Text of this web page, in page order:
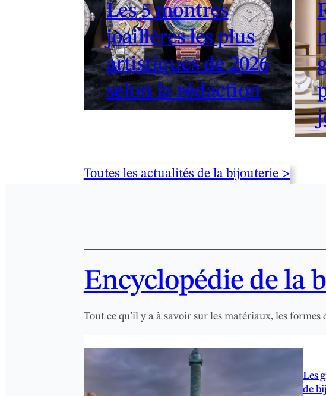
Les 5 montres
joaillères les plus
artistiques de 2026
selon la rédaction
Toutes les actualités de la bijouterie >
Encyclopédie de la
Tout ce qu’il y a à savoir sur les matériaux, les
Les
de